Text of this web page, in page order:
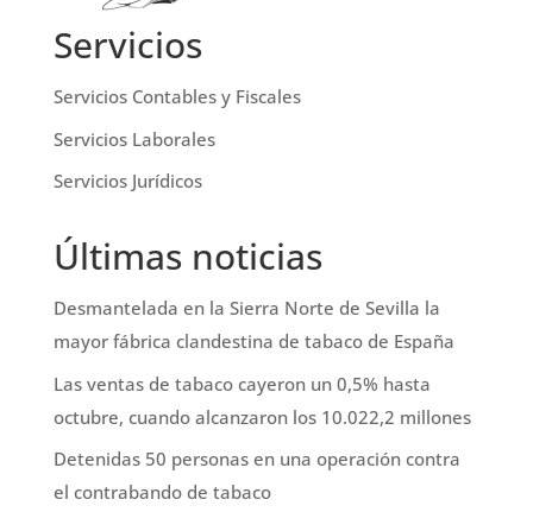
Servicios
Servicios Contables y Fiscales
Servicios Laborales
Servicios Jurídicos
Últimas noticias
Desmantelada en la Sierra Norte de Sevilla la
mayor fábrica clandestina de tabaco de España
Las ventas de tabaco cayeron un 0,5% hasta
octubre, cuando alcanzaron los 10.022,2 millones
Detenidas 50 personas en una operación contra
el contrabando de tabaco